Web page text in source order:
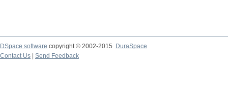
DSpace software copyright © 2002-2015
DuraSpace
Contact Us
Send Feedback